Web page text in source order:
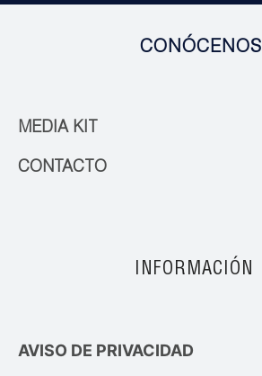
CONÓCENOS
MEDIA KIT
CONTACTO
INFORMACIÓN
AVISO DE PRIVACIDAD